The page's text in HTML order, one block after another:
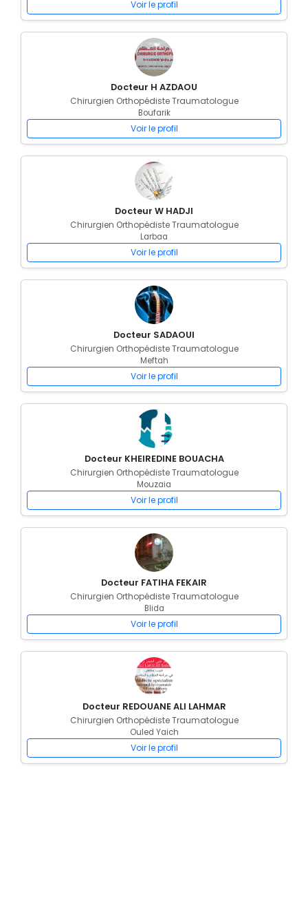
Voir le profil
Docteur H AZDAOU
Chirurgien Orthopédiste Traumatologue
Boufarik
Voir le profil
Docteur W HADJI
Chirurgien Orthopédiste Traumatologue
Larbaa
Voir le profil
Docteur SADAOUI
Chirurgien Orthopédiste Traumatologue
Meftah
Voir le profil
Docteur KHEIREDINE BOUACHA
Chirurgien Orthopédiste Traumatologue
Mouzaia
Voir le profil
Docteur FATIHA FEKAIR
Chirurgien Orthopédiste Traumatologue
Blida
Voir le profil
Docteur REDOUANE ALI LAHMAR
Chirurgien Orthopédiste Traumatologue
Ouled Yaich
Voir le profil